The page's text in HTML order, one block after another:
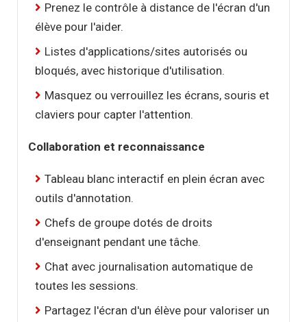
Prenez le contrôle à distance de l'écran d'un
élève pour l'aider.
Listes d'applications/sites autorisés ou
bloqués, avec historique d'utilisation.
Masquez ou verrouillez les écrans, souris et
claviers pour capter l'attention.
Collaboration et reconnaissance
Tableau blanc interactif en plein écran avec
outils d'annotation.
Chefs de groupe dotés de droits
d'enseignant pendant une tâche.
Chat avec journalisation automatique de
toutes les sessions.
Partagez l'écran d'un élève pour valoriser un